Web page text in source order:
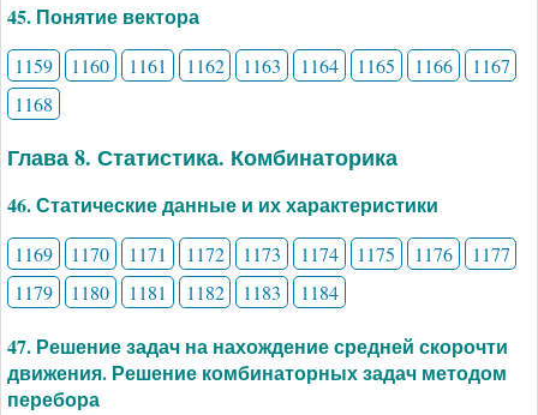
45. Понятие вектора
1159 1160 1161 1162 1163 1164 1165 1166
1167
1168
Глава 8. Статистика. Комбинаторика
46. Статические данные и их характеристики
1169 1170 1171 1172 1173 1174 1175 1176
1177
1179
1180 1181 1182 1183 1184
47. Решение задач на нахождение средней скорочти
движения. Решение комбинаторных задач методом
перебора